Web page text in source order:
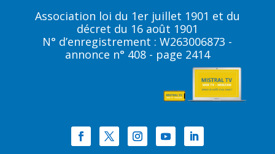
Association loi du 1er juillet 1901 et du
décret du 16 août 1901
N° d’enregistrement : W263006873 -
annonce n° 408 - page 2414